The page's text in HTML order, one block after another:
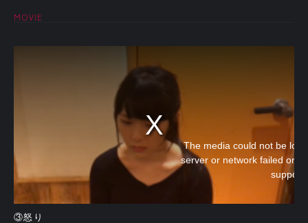
MOVIE
The media could not be
server or network failed or
③怒り